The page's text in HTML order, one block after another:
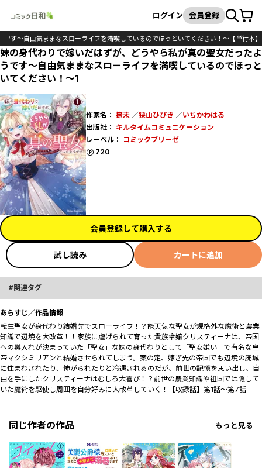
検索
ログイン 会員登録カート
す～自由気ままなスローライフを満喫しているのでほっといてください！～【単行本】
妹の身代わりで嫁いだはずが、どうやら私が真の聖女だったよ
うです～自由気ままなスローライフを満喫しているのでほっと
いてください！～1
作家名： 捺未／狭山ひびき ／いちかわはる
出版社： キルタイムコミュニケーション
レーベル：
コミックブリーゼ
720
ポイント
会員登録して購入する
試し読み カートに追加
関連タグ
あらすじ／作品情報
転生聖女が身代わり結婚先でスローライフ！？能天気な聖女が規格外な魔術と農業
知識で辺境を大改革！！家族に虐げられて育った貴族令嬢クリスティーナは、帝国
への輿入れが決まっていた「聖女」な妹の身代わりとして「聖女嫌い」で有名な皇
帝マクシミリアンと結婚させられてしまう。案の定、嫁ぎ先の帝国でも辺境の廃城
に住まわされたり、怖がられたりと冷遇されるのだが、前世の記憶を思い出し、自
由を手にしたクリスティーナはむしろ大喜び！？前世の農業知識や祖国では隠して
いた魔術を駆使し周囲を自分好みに大改革していく！【収録話】第1話～第7話
同じ作者の作品 もっと見る